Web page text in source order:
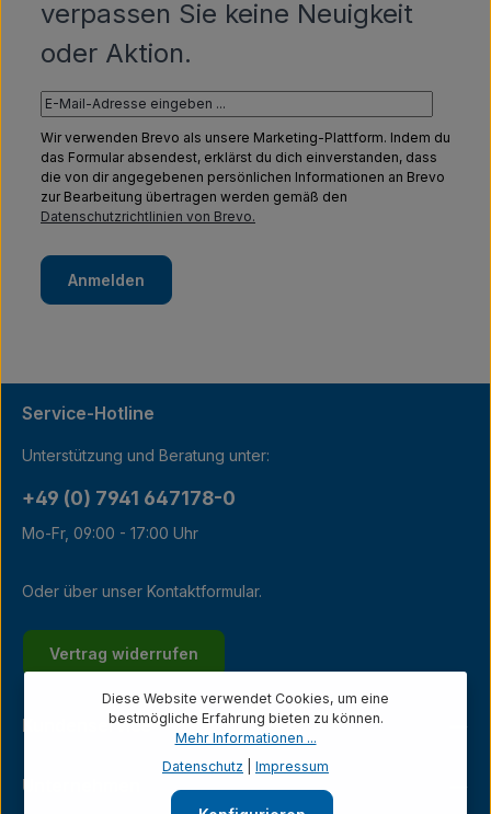
verpassen Sie keine Neuigkeit
oder Aktion.
Wir verwenden Brevo als unsere Marketing-Plattform. Indem du
das Formular absendest, erklärst du dich einverstanden, dass
die von dir angegebenen persönlichen Informationen an Brevo
zur Bearbeitung übertragen werden gemäß den
Datenschutzrichtlinien von Brevo.
Anmelden
Service-Hotline
Unterstützung und Beratung unter:
+49 (0) 7941 647178-0
Mo-Fr, 09:00 - 17:00 Uhr
Oder über unser Kontaktformular.
Vertrag widerrufen
Kundenservice
Unternehmen
Diese Website verwendet Cookies, um eine
bestmögliche Erfahrung bieten zu können.
Mehr Informationen ...
Datenschutz
Impressum